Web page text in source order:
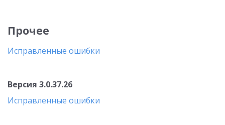
Прочее
Исправленные ошибки
Версия 3.0.37.26
Исправленные ошибки